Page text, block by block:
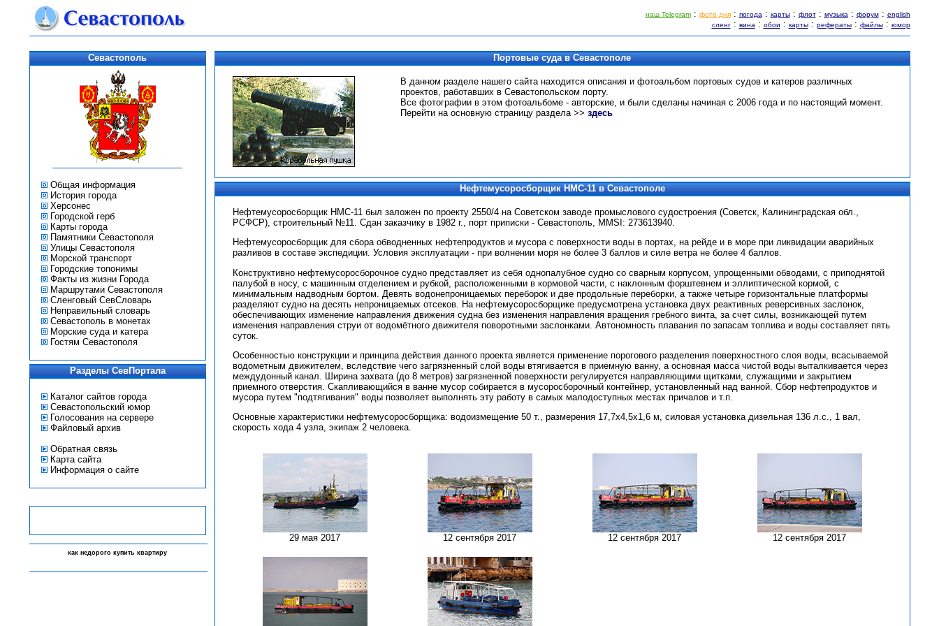
наш Telegram: фото дня: погода: карты: флот: музыка: форум: english
сленг: вина: обои : карты: рефераты: файлы: юмор
Севастополь
Общая информация
История города
Херсонес
Городской герб
Карты города
Памятники Севастополя
Улицы Севастополя
Морской транспорт
Городские топонимы
Факты из жизни Города
Маршрутами Севастополя
Сленговый СевСловарь
Неправильный словарь
Севастополь в монетах
Морские суда и катера
Гостям Севастополя
Разделы СевПортала
Каталог сайтов города
Севастопольский юмор
Голосования на сервере
Файловый архив
Обратная связь
Карта сайта
Информация о сайте
как недорого купить квартиру
Портовые суда в Севастополе
В данном разделе нашего сайта находится описания и фотоальбом портовых судов и катеров различных
проектов, работавших в Севастопольском порту.
Все фотографии в этом фотоальбоме - авторские, и были сделаны начиная с 2006 года и по настоящий момент.
Перейти на основную страницу раздела >> здесь
Нефтемусоросборщик НМС-11 в Севастополе
Нефтемусоросборщик НМС-11 был заложен по проекту 2550/4 на Советском заводе промыслового судостроения (Советск, Калининградская обл.,
РСФСР), строительный №11. Сдан заказчику в 1982 г., порт приписки - Севастополь, MMSI: 273613940.
Нефтемусоросборщик для сбора обводненных нефтепродуктов и мусора с поверхности воды в портах, на рейде и в море при ликвидации аварийных
разливов в составе экспедиции. Условия эксплуатации - при волнении моря не более 3 баллов и силе ветра не более 4 баллов.
Конструктивно нефтемусоросборочное судно представляет из себя однопалубное судно со сварным корпусом, упрощенными обводами, с приподнятой
палубой в носу, с машинным отделением и рубкой, расположенными в кормовой части, с наклонным форштевнем и эллиптической кормой, с
минимальным надводным бортом. Девять водонепроницаемых переборок и две продольные переборки, а также четыре горизонтальные платформы
разделяют судно на десять непроницаемых отсеков. На нефтемусоросборщике предусмотрена установка двух реактивных реверсивных заслонок,
обеспечивающих изменение направления движения судна без изменения направления вращения гребного винта, за счет силы, возникающей путем
изменения направления струи от водомётного движителя поворотными заслонками. Автономность плавания по запасам топлива и воды составляет пять
суток.
Особенностью конструкции и принципа действия данного проекта является применение порогового разделения поверхностного слоя воды, всасываемой
водометным движителем, вследствие чего загрязненный слой воды втягивается в приемную ванну, а основная масса чистой воды выталкивается через
междудонный канал. Ширина захвата (до 8 метров) загрязненной поверхности регулируется направляющими щитками, служащими и закрытием
приемного отверстия. Скапливающийся в ванне мусор собирается в мусоросборочный контейнер, установленный над ванной. Сбор нефтепродуктов и
мусора путем "подтягивания" воды позволяет выполнять эту работу в самых малодоступных местах причалов и т.п.
Основные характеристики нефтемусоросборщика: водоизмещение 50 т., размерения 17,7х4,5х1,6 м, силовая установка дизельная 136 л.с., 1 вал,
скорость хода 4 узла, экипаж 2 человека.
29 мая 2017 12 сентября 2017 12 сентября 2017 12 сентября 2017